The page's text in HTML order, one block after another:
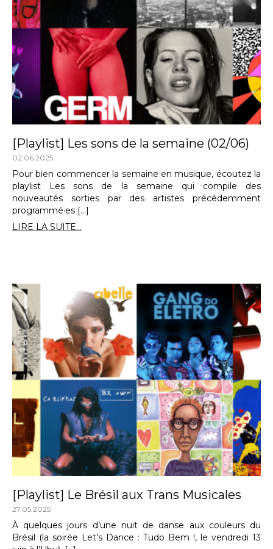
[Playlist] Les sons de la semaine (02/06)
02.06.2025
Pour bien commencer la semaine en musique, écoutez la
playlist Les sons de la semaine qui compile des
nouveautés sorties par des artistes précédemment
programmé·es […]
LIRE LA SUITE...
[Playlist] Le Brésil aux Trans Musicales
27.05.2025
À quelques jours d’une nuit de danse aux couleurs du
Brésil (la soirée Let’s Dance : Tudo Bem !, le vendredi 13